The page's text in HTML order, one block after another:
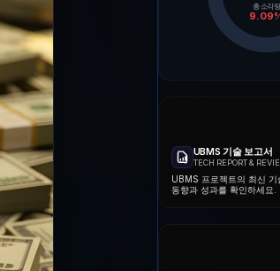
총 소각량
9.09
UBMS 기술 보고서
TECH REPORT &
UBMS 프로젝트의 최신 기
동향과 성과를 확인하세요.